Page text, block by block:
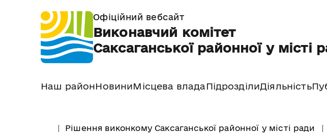
Офіційний вебсайт
Виконавчий комітет
Саксаганської районної у місті
Наш районНовиниМісцева влада ПідрозділиДіяльність
Рішення виконкому Саксаганської районної у місті ради